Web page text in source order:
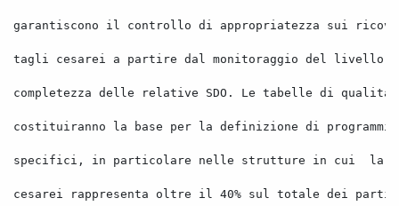
garantiscono il controllo di appropriatezza sui
tagli cesarei a partire dal monitoraggio del livello
completezza delle relative SDO. Le tabelle di
costituiranno la base per la definizione di programmi
specifici, in particolare nelle strutture in cui la
cesarei rappresenta oltre il 40% sul totale dei